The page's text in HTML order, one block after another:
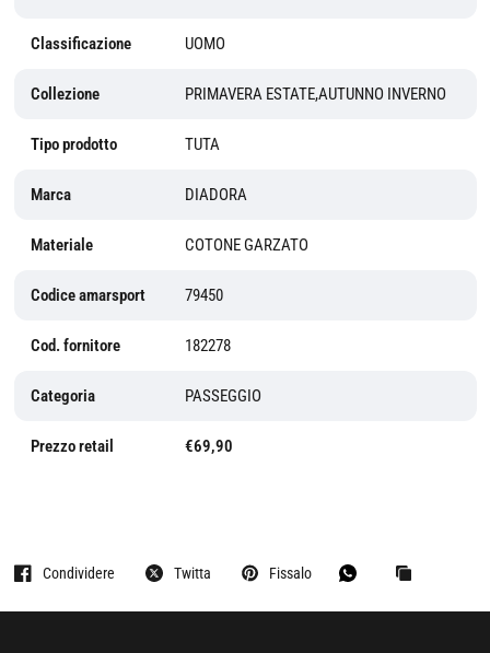
Classificazione UOMO
Collezione PRIMAVERA ESTATE,AUTUNNO INVERNO
Tipo prodotto TUTA
Marca DIADORA
Materiale COTONE GARZATO
Codice amarsport 79450
Cod. fornitore 182278
Categoria PASSEGGIO
Prezzo retail €69,90
Condividere Twitta Fissalo